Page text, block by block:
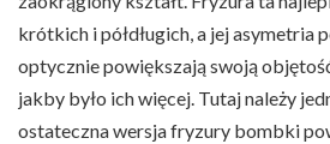
krótkich i półdługich, a jej asymetria
optycznie powiększają swoją
jakby było ich więcej. Tutaj należy
ostateczna wersja fryzury bombki